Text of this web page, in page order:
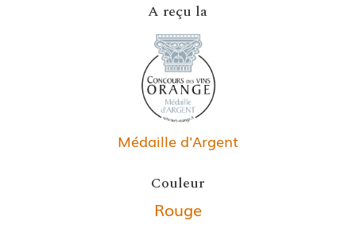
A reçu la
Médaille d'Argent
Couleur
Rouge